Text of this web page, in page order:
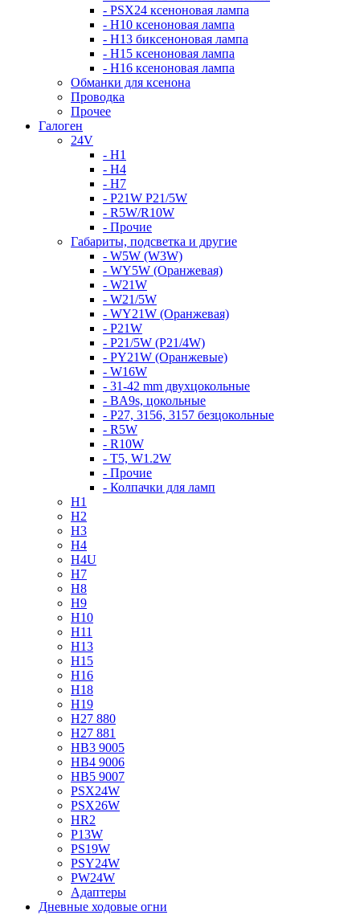
- PSX24 ксеноновая лампа
- H10 ксеноновая лампа
- H13 биксеноновая лампа
- H15 ксеноновая лампа
- H16 ксеноновая лампа
Обманки для ксенона
Проводка
Прочее
Галоген
24V
- H1
- H4
- H7
- P21W P21/5W
- R5W/R10W
- Прочие
Габариты, подсветка и другие
- W5W (W3W)
- WY5W (Оранжевая)
- W21W
- W21/5W
- WY21W (Оранжевая)
- P21W
- P21/5W (P21/4W)
- PY21W (Оранжевые)
- W16W
- 31-42 mm двухцокольные
- BA9s, цокольные
- P27, 3156, 3157 безцокольные
- R5W
- R10W
- T5, W1.2W
- Прочие
- Колпачки для ламп
H1
H2
H3
H4
H4U
H7
H8
H9
H10
H11
H13
H15
H16
H18
H19
H27 880
H27 881
HB3 9005
HB4 9006
HB5 9007
PSX24W
PSX26W
HR2
P13W
PS19W
PSY24W
PW24W
Адаптеры
Дневные ходовые огни